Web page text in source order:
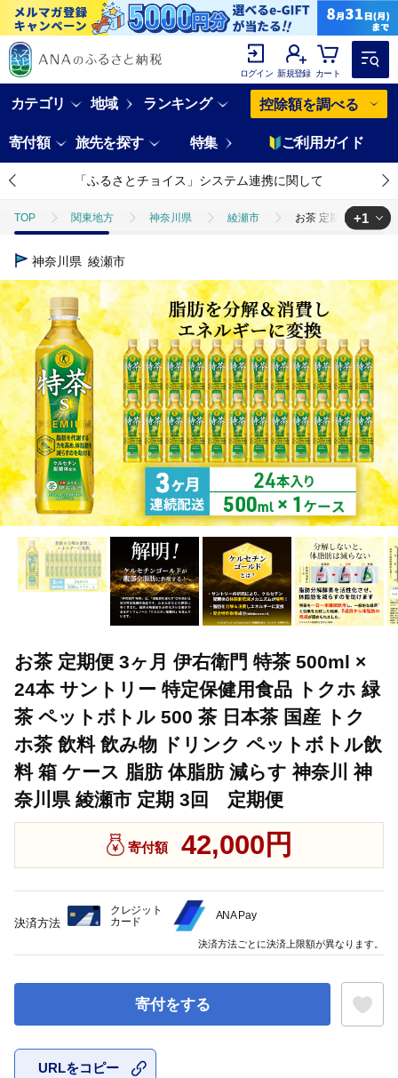
ログイン 新規登録 カート
カテゴリ 地域 ランキング 控除額を調べる
寄付額 旅先を探す 特集 ご利用ガイド
「ふるさとチョイス」システム連携に関して
TOP 関東地方 神奈川県 綾瀬市 お茶 定期便 3ヶ月
TOP
+1
神奈川県 綾瀬市
お茶 定期便 3ヶ月 伊右衛門 特茶 500ml ×
24本 サントリー 特定保健用食品 トクホ 緑
茶 ペットボトル 500 茶 日本茶 国産 トク
ホ茶 飲料 飲み物 ドリンク ペットボトル飲
料 箱 ケース 脂肪 体脂肪 減らす 神奈川 神
奈川県 綾瀬市 定期 3回 定期便
寄付額 42,000円
寄付をする
URLをコピー
決済方法
クレジット
カード
ANA Pay
決済方法ごとに決済上限額が異なります。